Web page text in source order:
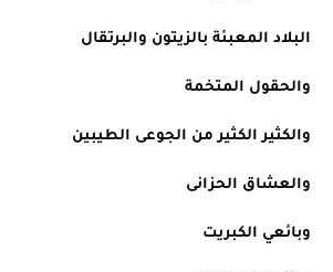
البلاد المعبئة بالزيتون والبرتقال
والحقول المتخمة
والكثير الكثير من الجوعى الطيبين
والعشاق الحزانى
وبائعي الكبريت